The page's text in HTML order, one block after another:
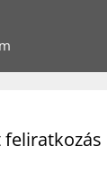
feliratkozás